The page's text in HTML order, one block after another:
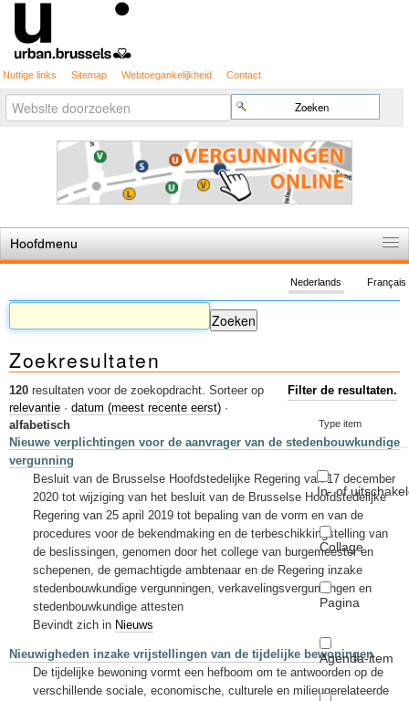
Nuttige links Sitemap Webtoegankelijkheid Contact
Zoek
Geavanceerd
zoeken...
Hoofdmenu
De spelregels
Stedenbouwkundige vergunning
Cartografie
Studies en publicaties
Sleutelwoorden
Stedenbouwkundige inlichtingen
Français
Nederlands
Zoekresultaten
120 resultaten voor de zoekopdracht. Filter de resultaten.
Type item
In- of
Collage
Pagina
Agenda-item
Sorteer op
relevantie · datum (meest recente eerst) ·
alfabetisch
Nieuwe verplichtingen voor de aanvrager van de stedenbouwkundige
vergunning
Besluit van de Brusselse Hoofdstedelijke Regering van 17 december
2020 tot wijziging van het besluit van de Brusselse Hoofdstedelijke
Regering van 25 april 2019 tot bepaling van de vorm en van de
procedures voor de bekendmaking en de terbeschikkingstelling van
de beslissingen, genomen door het college van burgemeester en
schepenen, de gemachtigde ambtenaar en de Regering inzake
stedenbouwkundige vergunningen, verkavelingsvergunningen en
stedenbouwkundige attesten
Bevindt zich in Nieuws
Nieuwigheden inzake vrijstellingen van de tijdelijke bewoningen
De tijdelijke bewoning vormt een hefboom om te antwoorden op de
verschillende sociale, economische, culturele en milieugerelateerde